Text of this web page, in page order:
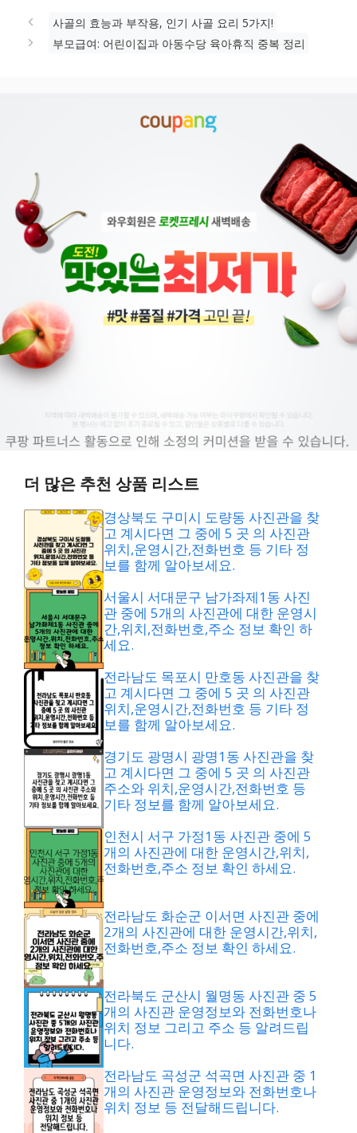
사골의 효능과 부작용, 인기 사골 요리 5가지!
부모급여: 어린이집과 아동수당 육아휴직 중복 정리
더 많은 추천 상품 리스트
경상북도 구미시 도량동 사진관을 찾
고 계시다면 그 중에 5 곳 의 사진관
위치,운영시간,전화번호 등 기타 정
보를 함께 알아보세요.
서울시 서대문구 남가좌제1동 사진
관 중에 5개의 사진관에 대한 운영시
간,위치,전화번호,주소 정보 확인 하
세요.
전라남도 목포시 만호동 사진관을 찾
고 계시다면 그 중에 5 곳 의 사진관
위치,운영시간,전화번호 등 기타 정
보를 함께 알아보세요.
경기도 광명시 광명1동 사진관을 찾
고 계시다면 그 중에 5 곳 의 사진관
주소와 위치,운영시간,전화번호 등
기타 정보를 함께 알아보세요.
인천시 서구 가정1동 사진관 중에 5
개의 사진관에 대한 운영시간,위치,
전화번호,주소 정보 확인 하세요.
전라남도 화순군 이서면 사진관 중에
2개의 사진관에 대한 운영시간,위치,
전화번호,주소 정보 확인 하세요.
전라북도 군산시 월명동 사진관 중 5
개의 사진관 운영정보와 전화번호나
위치 정보 그리고 주소 등 알려드립
니다.
전라남도 곡성군 석곡면 사진관 중 1
개의 사진관 운영정보와 전화번호나
위치 정보 등 전달해드립니다.